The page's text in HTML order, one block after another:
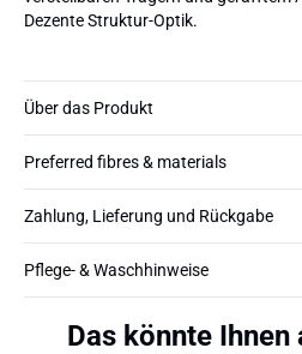
Dezente Struktur-Optik.
Über das Produkt
Preferred fibres & materials
Zahlung, Lieferung und Rückgabe
Pflege- & Waschhinweise
Das könnte